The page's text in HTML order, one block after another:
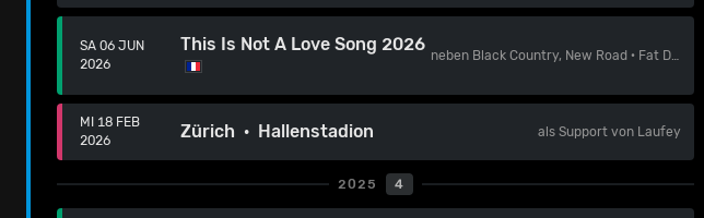
SA 06 JUN
2026
This Is Not A Love Song 2026
neben Black Country, New Road · Fat Dog
MI 18 FEB
2026
Zürich · Hallenstadion als Support von Laufey
2025 4